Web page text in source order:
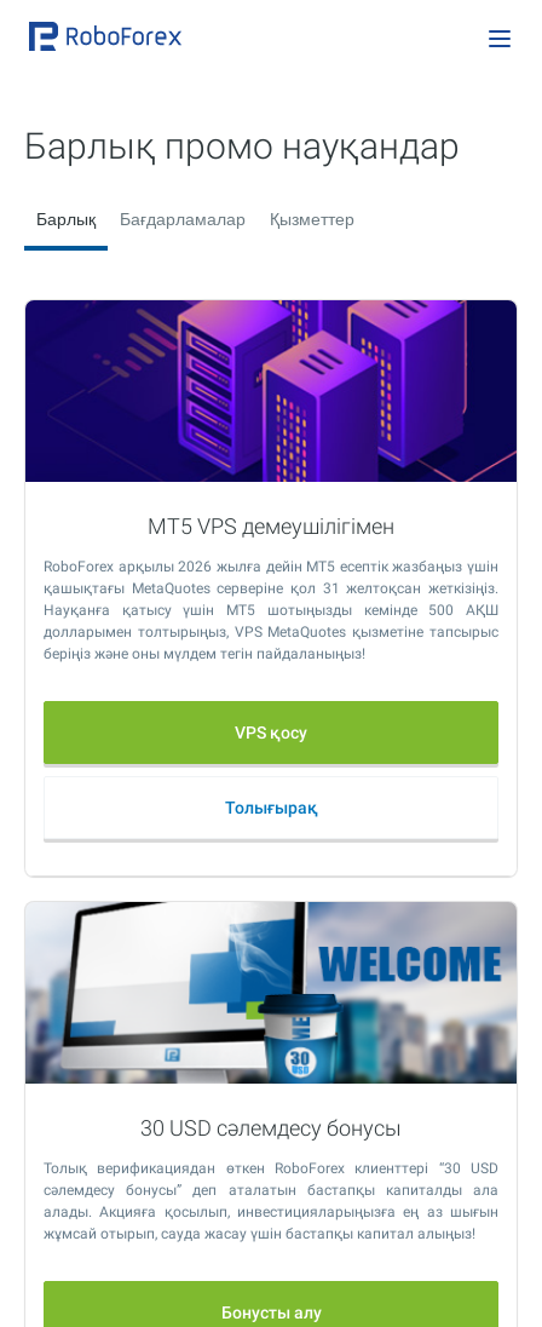
Барлық промо науқандар
Барлық Бағдарламалар Қызметтер
MT5 VPS демеушілігімен
RoboForex арқылы 2026 жылға дейін MT5 есептік жазбаңыз үшін
қашықтағы MetaQuotes серверіне қол 31 желтоқсан жеткізіңіз.
Науқанға қатысу үшін MT5 шотыңызды кемінде 500 АҚШ
долларымен толтырыңыз, VPS MetaQuotes қызметіне тапсырыс
беріңіз және оны мүлдем тегін пайдаланыңыз!
VPS қосу
Толығырақ
30 USD сәлемдесу бонусы
Толық верификациядан өткен RoboForex клиенттері “30 USD
сәлемдесу бонусы” деп аталатын бастапқы капиталды ала
алады. Акцияға қосылып, инвестицияларыңызға ең аз шығын
жұмсай отырып, сауда жасау үшін бастапқы капитал алыңыз!
Бонусты алу